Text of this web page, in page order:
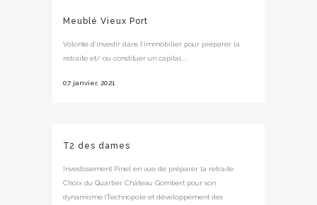
Meublé Vieux Port
Volonté d’investir dans l’immobilier pour préparer la
retraite et/ ou constituer un capital....
07 janvier, 2021
T2 des dames
Investissement Pinel en vue de préparer la retraite.
Choix du Quartier Château Gombert pour son
dynamisme (Technopole et développement des